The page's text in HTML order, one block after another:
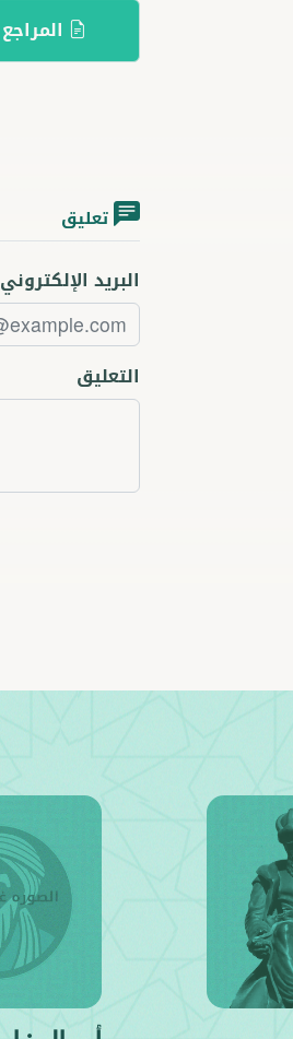
المراجع
تعليق
البريد الإلكتروني
التعليق